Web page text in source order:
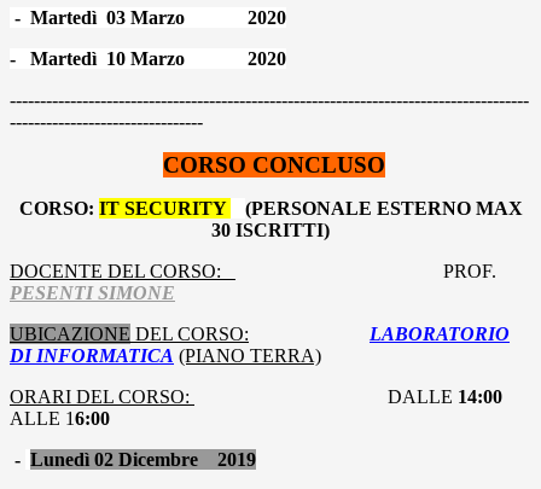
- Martedì 03 Marzo 2020
-
Martedì 10 Marzo 2020
--------------------------------------------------------------------------------------
--------------------------------
CORSO CONCLUSO
CORSO: IT SECURITY
(PERSONALE ESTERNO MAX
30 ISCRITTI)
DOCENTE DEL CORSO:
PROF.
PESENTI SIMONE
UBICAZIONE DEL CORSO:
LABORATORIO
DI INFORMATICA (PIANO TERRA)
ORARI DEL CORSO:
DALLE 14:00
ALLE 16:00
- Lunedì 02 Dicembre 2019